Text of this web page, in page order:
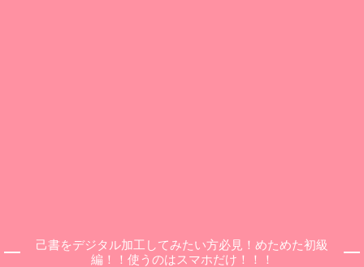
己書をデジタル加工してみたい方必見！めためた初級
編！！使うのはスマホだけ！！！